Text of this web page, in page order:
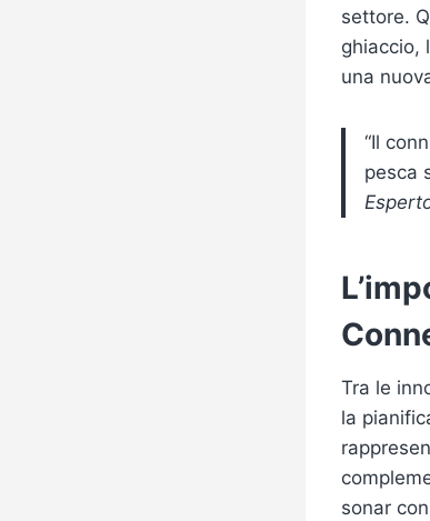
settore.
ghiaccio,
una
“Il
pesca
Tra le
la
sonar